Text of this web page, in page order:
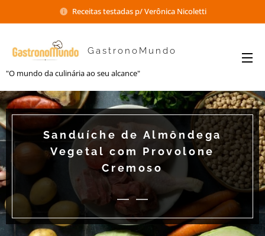
Receitas testadas p/ Verônica Nicoletti
GastronoMundo
"O mundo da culinária ao seu alcance"
Sanduíche de Almôndega
Vegetal com Provolone
Cremoso